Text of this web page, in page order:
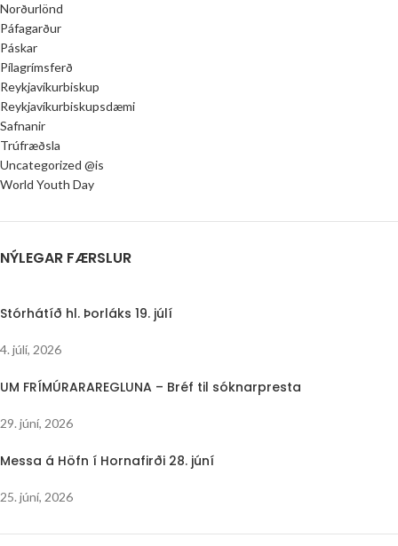
Norðurlönd
Páfagarður
Páskar
Pílagrímsferð
Reykjavíkurbiskup
Reykjavíkurbiskupsdæmi
Safnanir
Trúfræðsla
Uncategorized @is
World Youth Day
NÝLEGAR FÆRSLUR
Stórhátíð hl. Þorláks 19. júlí
4. júlí, 2026
UM FRÍMÚRARAREGLUNA – Bréf til sóknarpresta
29. júní, 2026
Messa á Höfn í Hornafirði 28. júní
25. júní, 2026